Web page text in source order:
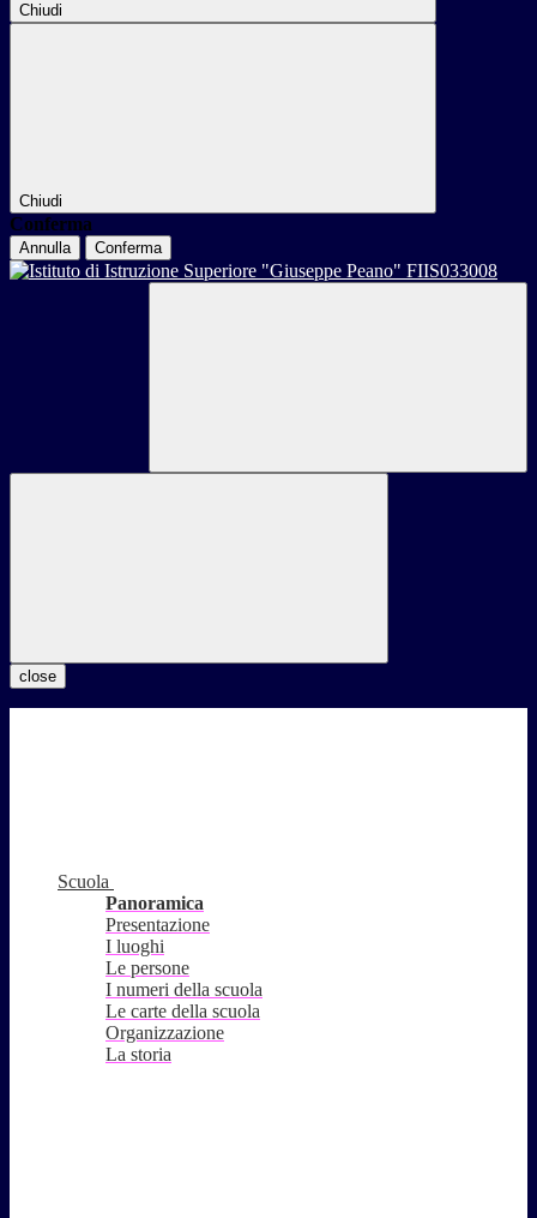
Chiudi
Chiudi
Conferma
Annulla Conferma
close
Scuola
Panoramica
Presentazione
I luoghi
Le persone
I numeri della scuola
Le carte della scuola
Organizzazione
La storia